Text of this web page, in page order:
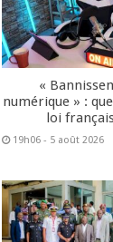
«
numérique » :
loi
19h06 - 5 août 2026